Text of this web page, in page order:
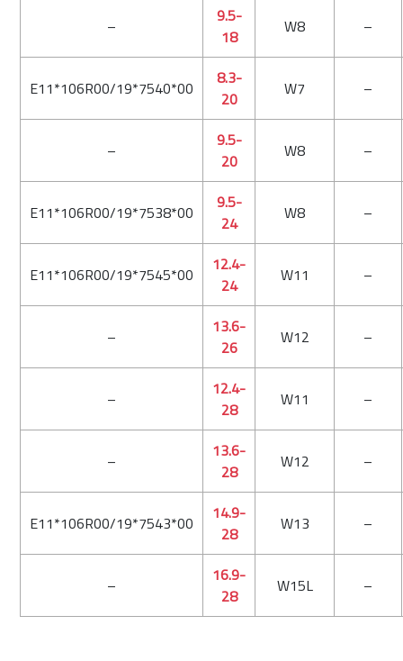
–
9.5-
18
W8 –
E11*106R00/19*7540*00
8.3-
20
W7 –
–
9.5-
20
W8 –
E11*106R00/19*7538*00
9.5-
24
W8 –
E11*106R00/19*7545*00
12.4-
24
W11 –
–
13.6-
26
W12 –
–
12.4-
28
W11 –
–
13.6-
28
W12 –
E11*106R00/19*7543*00
14.9-
28
W13 –
–
16.9-
28
W15L –